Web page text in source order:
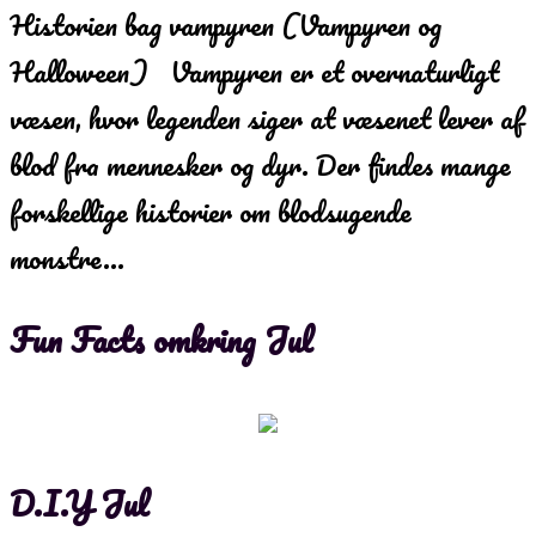
Historien bag vampyren (Vampyren og
Halloween) Vampyren er et overnaturligt
væsen, hvor legenden siger at væsenet lever af
blod fra mennesker og dyr. Der findes mange
forskellige historier om blodsugende
monstre…
Fun Facts omkring Jul
D.I.Y Jul